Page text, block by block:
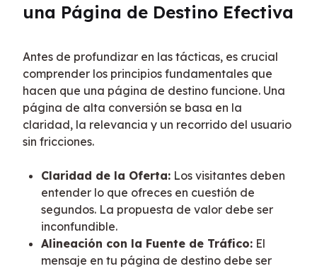
una Página de Destino Efectiva
Antes de profundizar en las tácticas, es crucial
comprender los principios fundamentales que
hacen que una página de destino funcione. Una
página de alta conversión se basa en la
claridad, la relevancia y un recorrido del usuario
sin fricciones.
Claridad de la Oferta: Los visitantes deben
entender lo que ofreces en cuestión de
segundos. La propuesta de valor debe ser
inconfundible.
Alineación con la Fuente de Tráfico: El
mensaje en tu página de destino debe ser